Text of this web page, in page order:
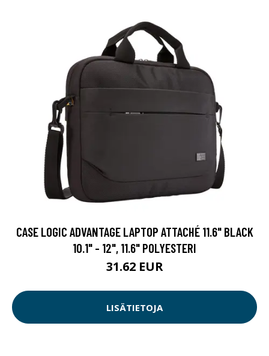
CASE LOGIC ADVANTAGE LAPTOP ATTACHÉ 11.6" BLACK
10.1" - 12", 11.6" POLYESTERI
31.62 EUR
LISÄTIETOJA